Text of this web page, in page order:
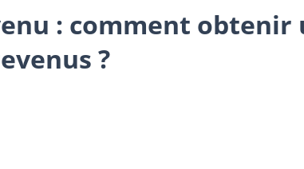
: comment
?